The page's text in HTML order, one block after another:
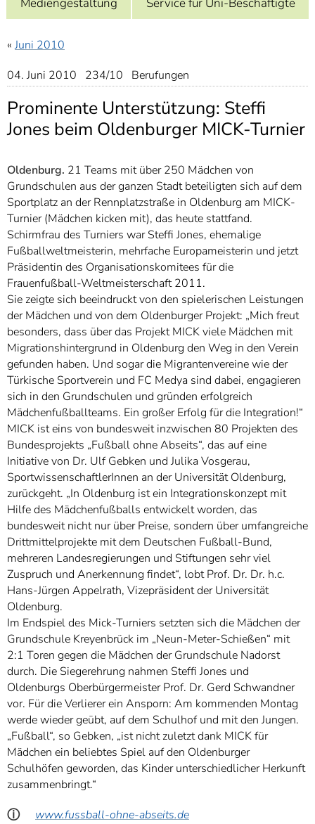
7]
Informationen zur
« Juni 2010
04. Juni 2010 234/10 Berufungen
Prominente Unterstützung: Steffi
Jones beim Oldenburger MICK-Turnier
Oldenburg. 21 Teams mit über 250 Mädchen von
Grundschulen aus der ganzen Stadt beteiligten sich auf dem
Sportplatz an der Rennplatzstraße in Oldenburg am MICK-
Turnier (Mädchen kicken mit), das heute stattfand.
Schirmfrau des Turniers war Steffi Jones, ehemalige
Fußballweltmeisterin, mehrfache Europameisterin und jetzt
Präsidentin des Organisationskomitees für die
Frauenfußball-Weltmeisterschaft 2011.
Sie zeigte sich beeindruckt von den spielerischen Leistungen
der Mädchen und von dem Oldenburger Projekt: „Mich freut
besonders, dass über das Projekt MICK viele Mädchen mit
Migrationshintergrund in Oldenburg den Weg in den Verein
gefunden haben. Und sogar die Migrantenvereine wie der
Türkische Sportverein und FC Medya sind dabei, engagieren
sich in den Grundschulen und gründen erfolgreich
Mädchenfußballteams. Ein großer Erfolg für die Integration!“
MICK ist eins von bundesweit inzwischen 80 Projekten des
Bundesprojekts „Fußball ohne Abseits“, das auf eine
Initiative von Dr. Ulf Gebken und Julika Vosgerau,
SportwissenschaftlerInnen an der Universität Oldenburg,
zurückgeht. „In Oldenburg ist ein Integrationskonzept mit
Hilfe des Mädchenfußballs entwickelt worden, das
bundesweit nicht nur über Preise, sondern über umfangreiche
Drittmittelprojekte mit dem Deutschen Fußball-Bund,
mehreren Landesregierungen und Stiftungen sehr viel
Zuspruch und Anerkennung findet“, lobt Prof. Dr. Dr. h.c.
Hans-Jürgen Appelrath, Vizepräsident der Universität
Oldenburg.
Im Endspiel des Mick-Turniers setzten sich die Mädchen der
Grundschule Kreyenbrück im „Neun-Meter-Schießen“ mit
2:1 Toren gegen die Mädchen der Grundschule Nadorst
durch. Die Siegerehrung nahmen Steffi Jones und
Oldenburgs Oberbürgermeister Prof. Dr. Gerd Schwandner
vor. Für die Verlierer ein Ansporn: Am kommenden Montag
werde wieder geübt, auf dem Schulhof und mit den Jungen.
„Fußball“, so Gebken, „ist nicht zuletzt dank MICK für
Mädchen ein beliebtes Spiel auf den Oldenburger
Schulhöfen geworden, das Kinder unterschiedlicher Herkunft
zusammenbringt.“
ⓘ www.fussball-ohne-abseits.de